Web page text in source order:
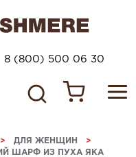
8 (800) 500 06 30
ДЛЯ ЖЕНЩИН >
ШАРФ ИЗ ПУХА ЯКА